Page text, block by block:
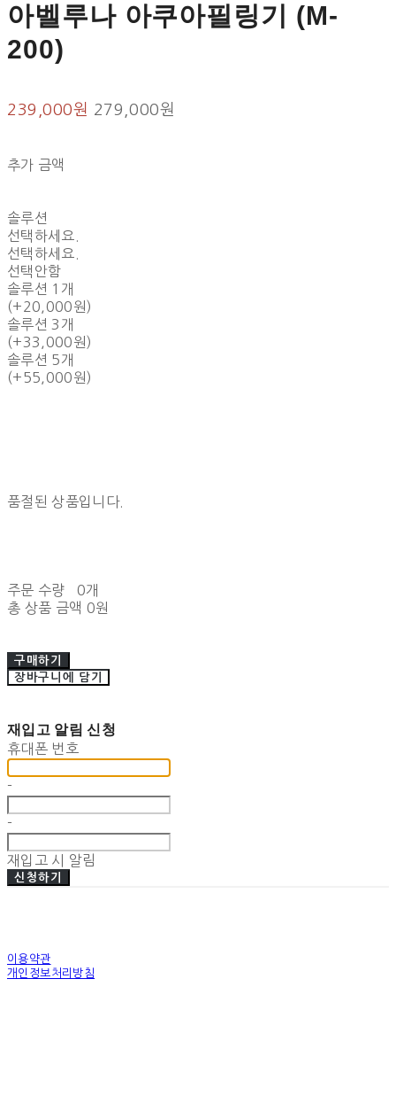
아벨루나 아쿠아필링기 (M-
200)
239,000원 279,000원
추가 금액
솔루션
선택하세요.
선택하세요.
선택안함
솔루션 1개
(+20,000원)
솔루션 3개
(+33,000원)
솔루션 5개
(+55,000원)
품절된 상품입니다.
주문 수량
0개
총 상품 금액 0원
구매하기
장바구니에 담기
재입고 알림 신청
휴대폰 번호
-
-
재입고 시 알림
신청하기
이용약관
개인정보처리방침